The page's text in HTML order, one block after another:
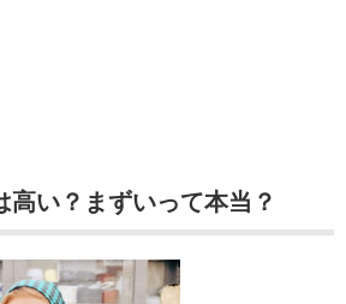
高い？まずいって本当？